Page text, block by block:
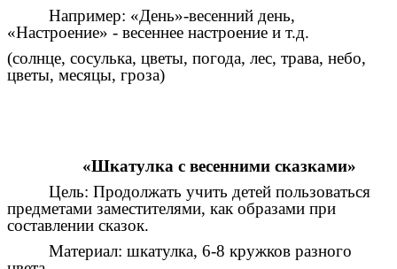
Например: «День»-весенний день,
«Настроение» - весеннее настроение и т.д.
(солнце, сосулька, цветы, погода, лес, трава, небо,
цветы, месяцы, гроза)
«Шкатулка с весенними сказками»
Цель: Продолжать учить детей пользоваться
предметами заместителями, как образами при
составлении сказок.
Материал: шкатулка, 6-8 кружков разного